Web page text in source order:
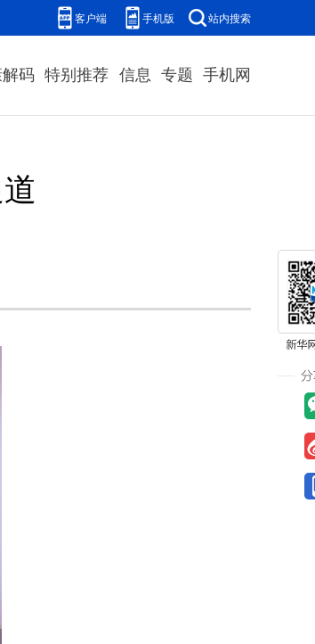
客户端 手机版 站内搜索
码 特别推荐 信息 专题 手机网